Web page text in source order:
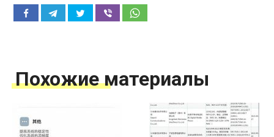
Похожие материалы